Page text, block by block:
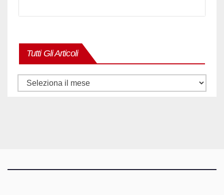
Tutti Gli Articoli
Tutti